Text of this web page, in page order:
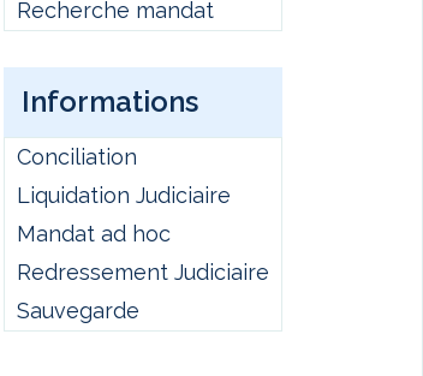
Recherche mandat
Informations
Conciliation
Liquidation Judiciaire
Mandat ad hoc
Redressement Judiciaire
Sauvegarde